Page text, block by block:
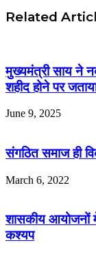
Related
मुख्यमंत्री साय ने
शहीद होने पर
June 9, 2025
संगठित समाज ही
March 6, 2022
शासकीय आयोजनों
कश्यप